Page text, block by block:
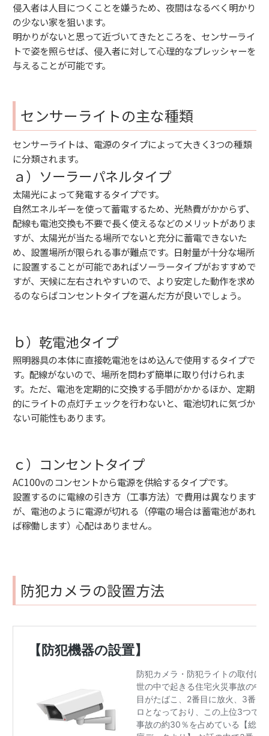
侵入者は人目につくことを嫌うため、夜間はなるべく明かり
の少ない家を狙います。
明かりがないと思って近づいてきたところを、センサーライ
トで姿を照らせば、侵入者に対して心理的なプレッシャーを
与えることが可能です。
センサーライトの主な種類
センサーライトは、電源のタイプによって大きく3つの種類
に分類されます。
ａ）ソーラーパネルタイプ
太陽光によって発電するタイプです。
自然エネルギーを使って蓄電するため、光熱費がかからず、
配線も電池交換も不要で長く使えるなどのメリットがありま
すが、太陽光が当たる場所でないと充分に蓄電できないた
め、設置場所が限られる事が難点です。日射量が十分な場所
に設置することが可能であればソーラータイプがおすすめで
すが、天候に左右されやすいので、より安定した動作を求め
るのならばコンセントタイプを選んだ方が良いでしょう。
ｂ）乾電池タイプ
照明器具の本体に直接乾電池をはめ込んで使用するタイプで
す。配線がないので、場所を問わず簡単に取り付けられま
す。ただ、電池を定期的に交換する手間がかかるほか、定期
的にライトの点灯チェックを行わないと、電池切れに気づか
ない可能性もあります。
ｃ）コンセントタイプ
AC100vのコンセントから電源を供給するタイプです。
設置するのに電線の引き方（工事方法）で費用は異なります
が、電池のように電源が切れる（停電の場合は蓄電池があれ
ば稼働します）心配はありません。
防犯カメラの設置方法